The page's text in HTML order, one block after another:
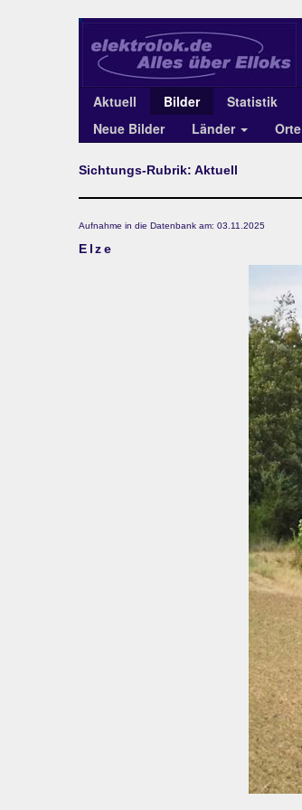
Aktuell Bilder Statistik
Neue Bilder
Länder Orte
Sichtungs-Rubrik: Aktuell
Aufnahme in die Datenbank am: 03.11.2025
Elze